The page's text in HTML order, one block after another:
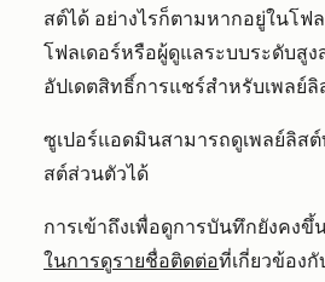
สต์ได้ อย่างไรก็ตามหากอยู่ในโฟล
โฟลเดอร์หรือผู้ดูแลระบบระดับสูง
อัปเดตสิทธิ์การแชร์สำหรับเพลย์ลิ
ซูเปอร์แอดมินสามารถดูเพลย์ลิส
สต์ส่วนตัวได้
การเข้าถึงเพื่อดูการบันทึกยังคงขึ้
ในการดูรายชื่อติดต่อที่เกี่ยวข้อง